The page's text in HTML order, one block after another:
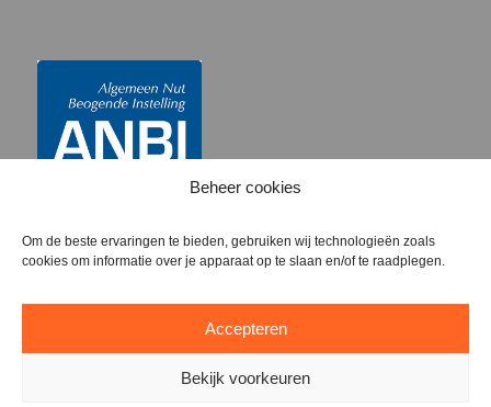
Beheer cookies
Om de beste ervaringen te bieden, gebruiken wij technologieën zoals
cookies om informatie over je apparaat op te slaan en/of te raadplegen.
Accepteren
Bekijk voorkeuren